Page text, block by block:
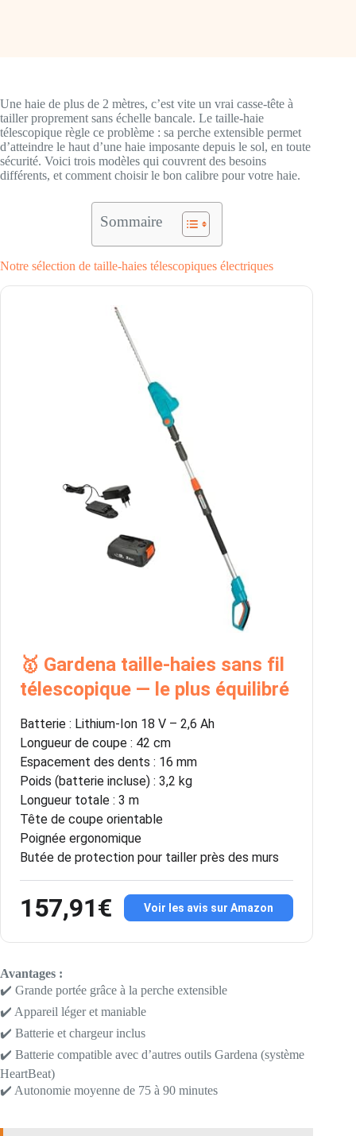
Une haie de plus de 2 mètres, c’est vite un vrai casse-tête à
tailler proprement sans échelle bancale. Le taille-haie
télescopique règle ce problème : sa perche extensible permet
d’atteindre le haut d’une haie imposante depuis le sol, en toute
sécurité. Voici trois modèles qui couvrent des besoins
différents, et comment choisir le bon calibre pour votre haie.
Sommaire
Notre sélection de taille-haies télescopiques électriques
🥇 Gardena taille-haies sans fil
télescopique — le plus équilibré
Batterie : Lithium-Ion 18 V – 2,6 Ah
Longueur de coupe : 42 cm
Espacement des dents : 16 mm
Poids (batterie incluse) : 3,2 kg
Longueur totale : 3 m
Tête de coupe orientable
Poignée ergonomique
Butée de protection pour tailler près des murs
157,91€ Voir les avis sur Amazon
Avantages :
✔️ Grande portée grâce à la perche extensible
✔️ Appareil léger et maniable
✔️ Batterie et chargeur inclus
✔️ Batterie compatible avec d’autres outils Gardena (système
HeartBeat)
✔️ Autonomie moyenne de 75 à 90 minutes